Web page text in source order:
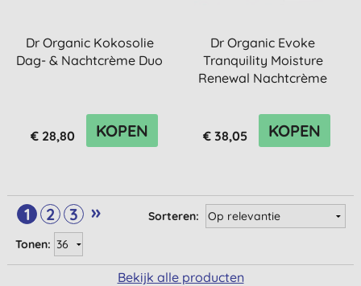
Dr Organic Kokosolie
Dag- & Nachtcrème Duo
€ 28,80 KOPEN
Dr Organic Evoke
Tranquility Moisture
Renewal Nachtcrème
€ 38,05 KOPEN
1 2 3 »
Sorteren:
Tonen:
Bekijk alle producten